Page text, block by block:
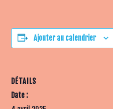
Ajouter au calendrier
DÉTAILS
Date :